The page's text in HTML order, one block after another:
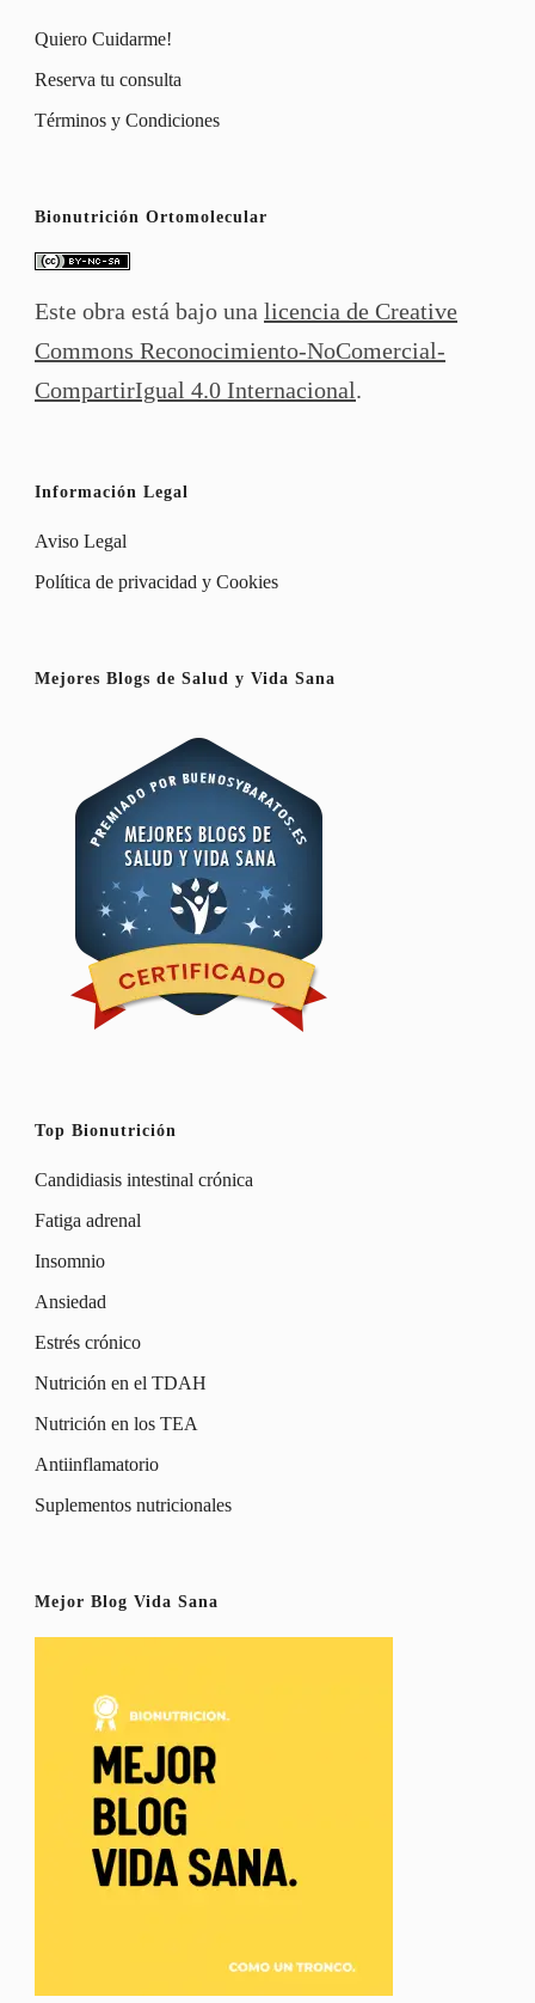
Quiero Cuidarme!
Reserva tu consulta
Términos y Condiciones
Bionutrición Ortomolecular
Este obra está bajo una licencia de Creative
Commons Reconocimiento-NoComercial-
CompartirIgual 4.0 Internacional.
Información Legal
Aviso Legal
Política de privacidad y Cookies
Mejores Blogs de Salud y Vida Sana
Top Bionutrición
Candidiasis intestinal crónica
Fatiga adrenal
Insomnio
Ansiedad
Estrés crónico
Nutrición en el TDAH
Nutrición en los TEA
Antiinflamatorio
Suplementos nutricionales
Mejor Blog Vida Sana